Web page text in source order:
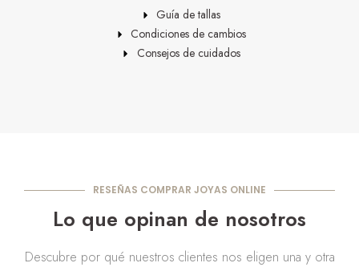
Guía de tallas
Condiciones de cambios
Consejos de cuidados
RESEÑAS COMPRAR JOYAS ONLINE
Lo que opinan de nosotros
Descubre por qué nuestros clientes nos eligen una y otra